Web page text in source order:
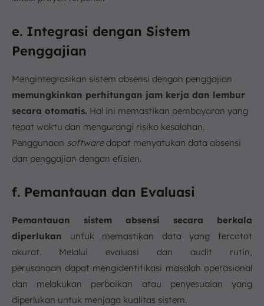
e. Integrasi dengan Sistem
Penggajian
Mengintegrasikan sistem absensi dengan penggajian
memungkinkan perhitungan jam kerja dan lembur
secara otomatis. Hal ini memastikan pembayaran yang
tepat waktu dan mengurangi risiko kesalahan.
Penggunaan softwaredapat menyatukan data absensi
dan penggajian dengan efisien.
f. Pemantauan dan Evaluasi
Pemantauan sistem absensi secara berkala
diperlukan untuk memastikan data yang tercatat
akurat. Melalui evaluasi dan audit rutin,
perusahaan dapat mengidentifikasi masalah operasional
dan melakukan perbaikan atau penyesuaian yang
diperlukan untuk menjaga kualitas sistem.